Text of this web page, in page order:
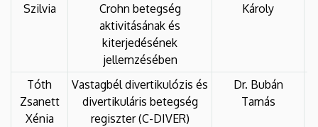
Szilvia
Crohn betegség
aktivitásának és
kiterjedésének
jellemzésében
Károly
Tóth
Zsanett
Xénia
Vastagbél divertikulózis és
divertikuláris betegség
regiszter (C-DIVER)
Dr. Bubán
Tamás